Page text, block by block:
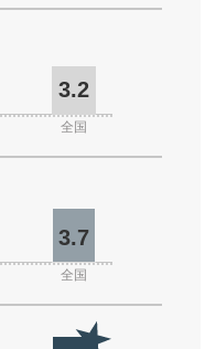
3.2
全国
3.7
全国